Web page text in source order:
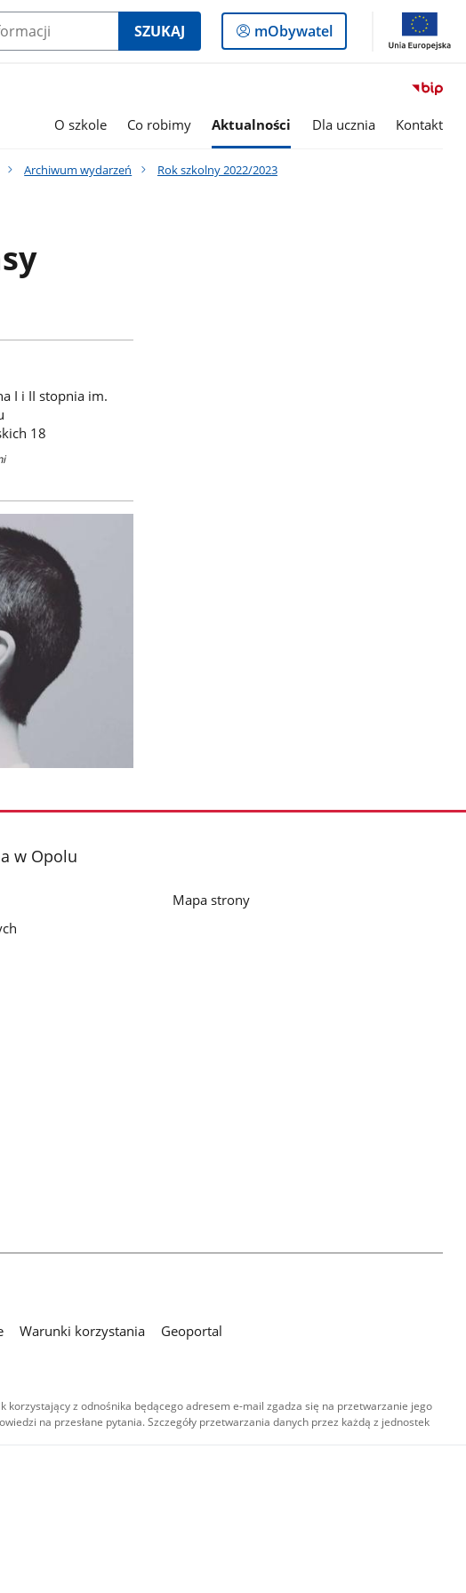
SZUKAJ
Logowanie
do
mObywatel
O szkole Co robimy Aktualności Dla ucznia Kontakt
Archiwum wydarzeń
Rok szkolny 2022/2023
I i II stopnia im.
18
w Opolu
Mapa strony
Warunki korzystania
Geoportal
z odnośnika będącego adresem e-mail zgadza się na przetwarzanie jego
na przesłane pytania. Szczegóły przetwarzania danych przez każdą z jednostek
i wideo,
-